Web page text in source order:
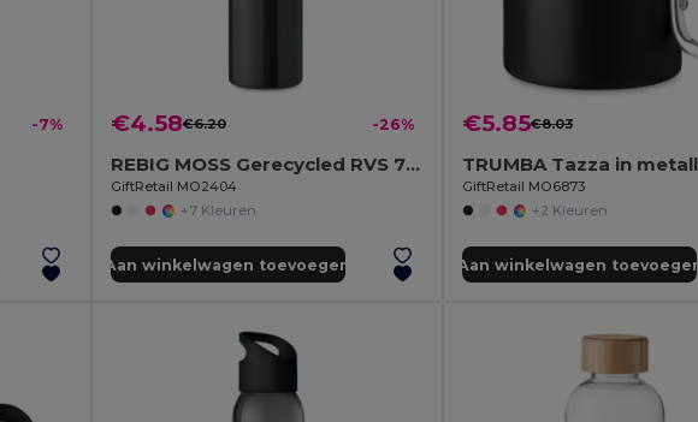
-7% €4.58€6.20 -26%
REBIG MOSS Gerecycled RVS 750ml
GiftRetail MO2404
+7 Kleuren
Aan winkelwagen toevoegen
€5.85€8.03
GiftRetail MO6873
+2 Kleuren
Aan winkelwagen toevoegen